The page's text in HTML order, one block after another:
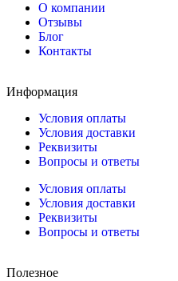
О компании
Отзывы
Блог
Контакты
Информация
Условия оплаты
Условия доставки
Реквизиты
Вопросы и ответы
Условия оплаты
Условия доставки
Реквизиты
Вопросы и ответы
Полезное